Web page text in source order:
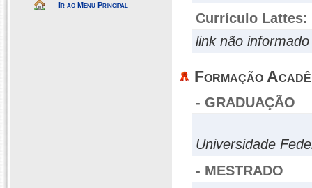
Ir ao Menu Principal
Currículo Lattes:
link não informado
Formação
- GRADUAÇÃO
Universidade
- MESTRADO